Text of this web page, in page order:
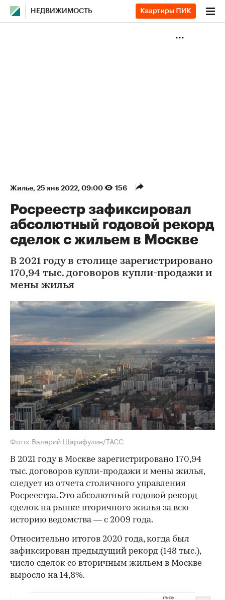
НЕДВИЖИМОСТЬ
Жилье⁠, 25 янв 2022, 09:00 156
Росреестр зафиксировал
абсолютный годовой рекорд
сделок с жильем в Москве
В 2021 году в столице зарегистрировано
170,94 тыс. договоров купли-продажи и
мены жилья
Фото: Валерий Шарифулин/ТАСС
В 2021 году в Москве зарегистрировано 170,94
тыс. договоров купли-продажи и мены жилья,
следует из отчета столичного управления
Росреестра. Это абсолютный годовой рекорд
сделок на рынке вторичного жилья за всю
историю ведомства — с 2009 года.
Относительно итогов 2020 года, когда был
зафиксирован предыдущий рекорд (148 тыс.),
число сделок со вторичным жильем в Москве
выросло на 14,8%.